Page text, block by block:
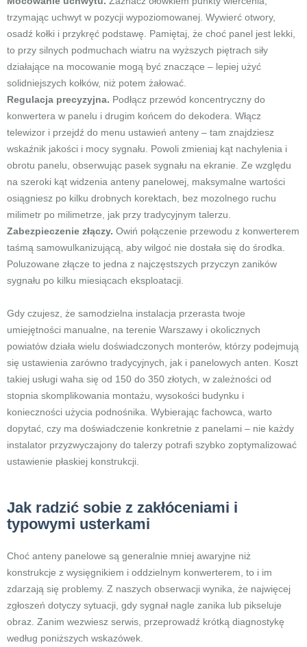
trzymając uchwyt w pozycji wypoziomowanej. Wywierć otwory,
osadź kołki i przykręć podstawę. Pamiętaj, że choć panel jest lekki,
to przy silnych podmuchach wiatru na wyższych piętrach siły
działające na mocowanie mogą być znaczące – lepiej użyć
solidniejszych kołków, niż potem żałować.
Regulacja precyzyjna. Podłącz przewód koncentryczny do
konwertera w panelu i drugim końcem do dekodera. Włącz
telewizor i przejdź do menu ustawień anteny – tam znajdziesz
wskaźnik jakości i mocy sygnału. Powoli zmieniaj kąt nachylenia i
obrotu panelu, obserwując pasek sygnału na ekranie. Ze względu
na szeroki kąt widzenia anteny panelowej, maksymalne wartości
osiągniesz po kilku drobnych korektach, bez mozolnego ruchu
milimetr po milimetrze, jak przy tradycyjnym talerzu.
Zabezpieczenie złączy. Owiń połączenie przewodu z konwerterem
taśmą samowulkanizującą, aby wilgoć nie dostała się do środka.
Poluzowane złącze to jedna z najczęstszych przyczyn zaników
sygnału po kilku miesiącach eksploatacji.
Gdy czujesz, że samodzielna instalacja przerasta twoje
umiejętności manualne, na terenie Warszawy i okolicznych
powiatów działa wielu doświadczonych monterów, którzy podejmują
się ustawienia zarówno tradycyjnych, jak i panelowych anten. Koszt
takiej usługi waha się od 150 do 350 złotych, w zależności od
stopnia skomplikowania montażu, wysokości budynku i
konieczności użycia podnośnika. Wybierając fachowca, warto
dopytać, czy ma doświadczenie konkretnie z panelami – nie każdy
instalator przyzwyczajony do talerzy potrafi szybko zoptymalizować
ustawienie płaskiej konstrukcji.
Jak radzić sobie z zakłóceniami i
typowymi usterkami
Choć anteny panelowe są generalnie mniej awaryjne niż
konstrukcje z wysięgnikiem i oddzielnym konwerterem, to i im
zdarzają się problemy. Z naszych obserwacji wynika, że najwięcej
zgłoszeń dotyczy sytuacji, gdy sygnał nagle zanika lub pikseluje
obraz. Zanim wezwiesz serwis, przeprowadź krótką diagnostykę
według poniższych wskazówek.